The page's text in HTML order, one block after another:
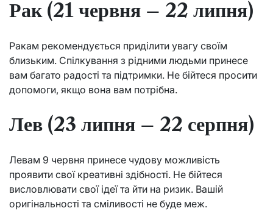
Рак (21 червня – 22 липня)
Ракам рекомендується приділити увагу своїм
близьким. Спілкування з рідними людьми принесе
вам багато радості та підтримки. Не бійтеся просити
допомоги, якщо вона вам потрібна.
Лев (23 липня – 22 серпня)
Левам 9 червня принесе чудову можливість
проявити свої креативні здібності. Не бійтеся
висловлювати свої ідеї та йти на ризик. Вашій
оригінальності та сміливості не буде меж.